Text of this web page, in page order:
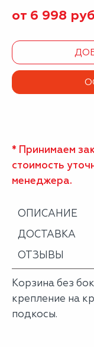
от 6 998 руб
* Принимаем
стоимость
менеджера.
ОПИСАНИЕ
ДОСТАВКА
ОТЗЫВЫ
Корзина без
крепление на
подкосы.